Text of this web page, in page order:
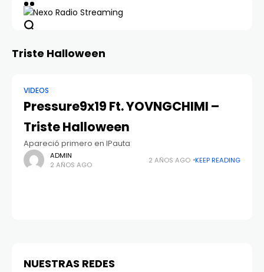
Triste Halloween
VIDEOS
Pressure9x19 Ft. YOVNGCHIMI –
Triste Halloween
Apareció primero en IPauta
ADMIN
2 AÑOS AGO
2 AÑOS AGO KEEP READING
NUESTRAS REDES